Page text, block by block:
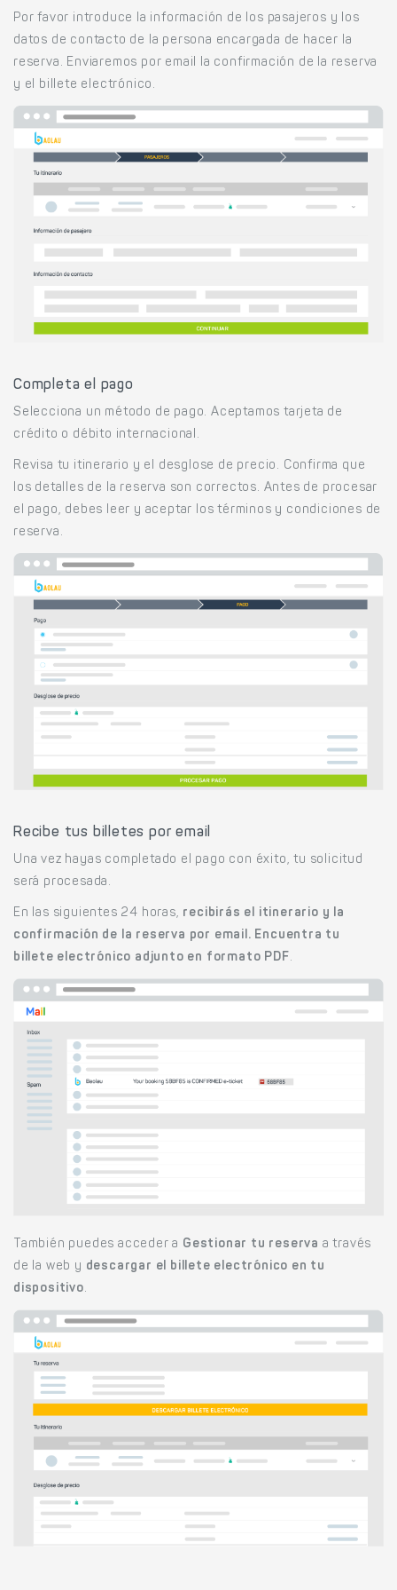
Por favor introduce la información de los pasajeros y los
datos de contacto de la persona encargada de hacer la
reserva. Enviaremos por email la confirmación de la reserva
y el billete electrónico.
Completa el pago
Selecciona un método de pago. Aceptamos tarjeta de
crédito o débito internacional.
Revisa tu itinerario y el desglose de precio. Confirma que
los detalles de la reserva son correctos. Antes de procesar
el pago, debes leer y aceptar los términos y condiciones de
reserva.
Recibe tus billetes por email
Una vez hayas completado el pago con éxito, tu solicitud
será procesada.
En las siguientes 24 horas, recibirás el itinerario y la
confirmación de la reserva por email. Encuentra tu
billete electrónico adjunto en formato PDF .
También puedes acceder a Gestionar tu reserva a través
de la web y descargar el billete electrónico en tu
dispositivo.